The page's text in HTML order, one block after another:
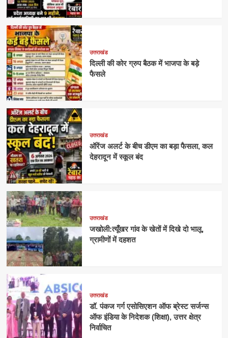
उत्तराखंड
दिल्ली की कोर ग्रुप बैठक में भाजपा के बड़े
फैसले
उत्तराखंड
ऑरेंज अलर्ट के बीच डीएम का बड़ा फैसला, कल
देहरादून में स्कूल बंद
उत्तराखंड
जखोली:त्यूँखर गांव के खेतों में दिखे दो भालू,
ग्रामीणों में दहशत
उत्तराखंड
डॉ. पंकज गर्ग एसोसिएशन ऑफ ब्रेस्ट सर्जन्स
ऑफ इंडिया के निदेशक (शिक्षा), उत्तर क्षेत्र
निर्वाचित